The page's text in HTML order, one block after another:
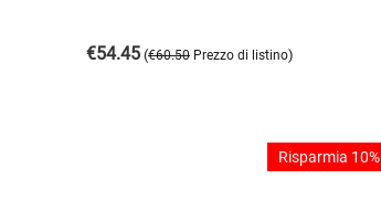
€54.45 (€60.50 Prezzo di listino)
Risparmia 10%